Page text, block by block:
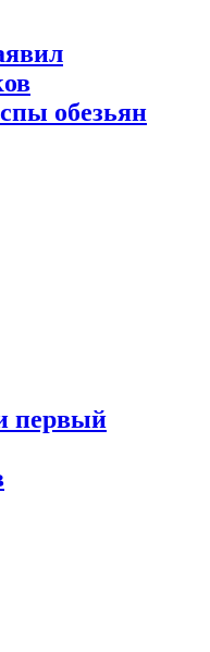
обезьян
первый